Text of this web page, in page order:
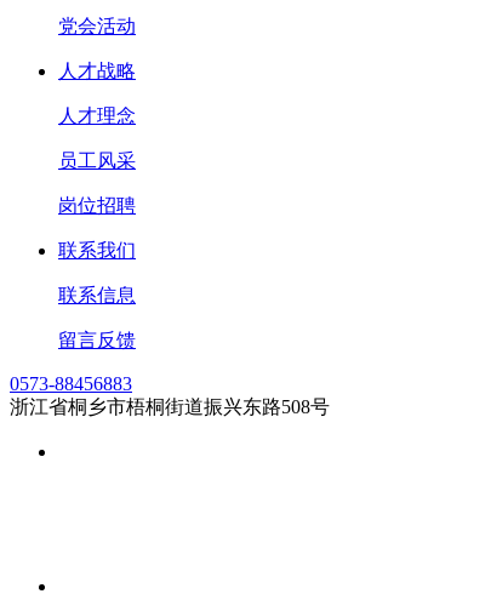
党会活动
人才战略
人才理念
员工风采
岗位招聘
联系我们
联系信息
留言反馈
0573-88456883
浙江省桐乡市梧桐街道振兴东路508号